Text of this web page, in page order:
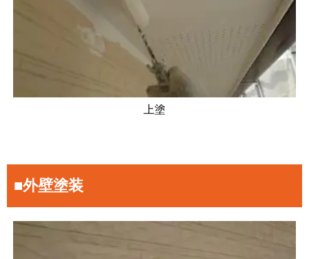
上塗
■外壁塗装